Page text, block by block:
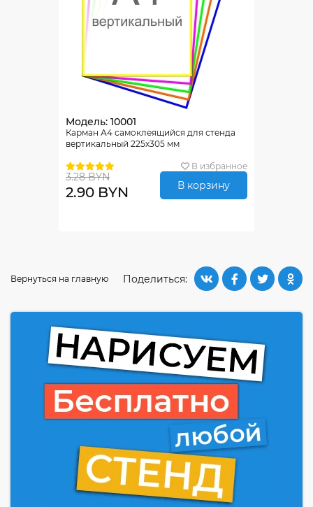
Модель: 10001
Карман А4 самоклеящийся для стенда
вертикальный 225х305 мм
В избранное
3.28 BYN
2.90 BYN В корзину
Поделиться:
Вернуться на главную